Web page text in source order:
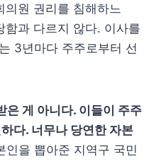
의원 권리를 침해하느
함과 다르지 않다. 이사를
3년마다 주주로부터 선
은 게 아니다. 이들이 주주
다. 너무나 당연한 자본
인을 뽑아준 지역구 국민